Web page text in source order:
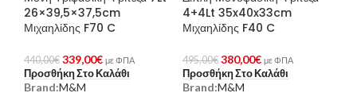
26×39,5×37,5cm
Μιχαηλίδης F70 C
440,00€ 339,00€ με ΦΠΑ
Προσθήκη Στο Καλάθι
Brand:M&M
4+4Lt 35x40x33cm
Μιχαηλίδης F40 C
495,00€ 380,00€ με ΦΠΑ
Προσθήκη Στο Καλάθι
Brand:M&M